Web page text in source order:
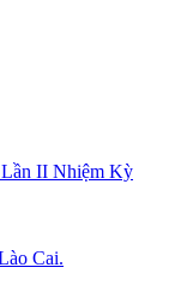
II Nhiệm Kỳ
Cai.